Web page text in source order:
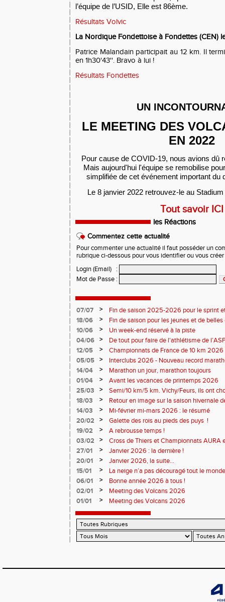
l’équipe de l’USID, Elle est 86ème.
Résultats Volvic
La Nordique Fondettoise à Fondettes (CEN) le
Patrice Malandain participait au 12 km. Il
en 1h30'43''. Bravo à lui !
Résultats Fondettes
UN
LE MEETING DES
EN 2022
Pour cause de COVID-19, nous avions dû
Mais aujourd'hui l'équipe se remobilise
simplifiée de cet événement important du
Le 8 janvier 2022 retrouvez-le au
Tout savoir ICI
les Réactions
Commentez cette actualité
Pour commenter une actualité il faut posséder un
rubrique ci-dessous pour vous identifier ou vous
Login (Email)
:
Mot de Passe :
07/07 >
Fin de saison 2025-2026 pour le sprint
18/06
>
Fin de saison pour les jeunes et de
10/06
>
Un week-end réservé à la piste
04/06
>
De tout pour faire de l'athlétisme de
monde souriant
12/05 >
Championnats de France de 10 km
Soirées piste
05/05 >
Interclubs 2026 - Nouveau record
résultats
14/04 >
Marathon un jour, marathon toujours
01/04
>
Avant les vacances de printemps 2026
25/03
>
Semi/10 km/5 km. Vichy/Feurs, ils ont
18/03
>
Retour en image sur la saison hivernale
14/03
>
Mi-février mi-mars 2026 : le résumé
20/02
>
Galette des rois au pieds des puys !
19/02
>
A rebrousse temps !
03/02
>
Cross de Thiers et Championnats AURA
27/01
>
Janvier 2026 : la dernière !
20/01
>
Janvier 2026, la suite...
15/01
>
La neige n’a pas découragé tout le
06/01
>
Bonne année 2026 à tous !
02/01
>
Meeting des Volcans 2026
01/01
> Meeting des Volcans 2026